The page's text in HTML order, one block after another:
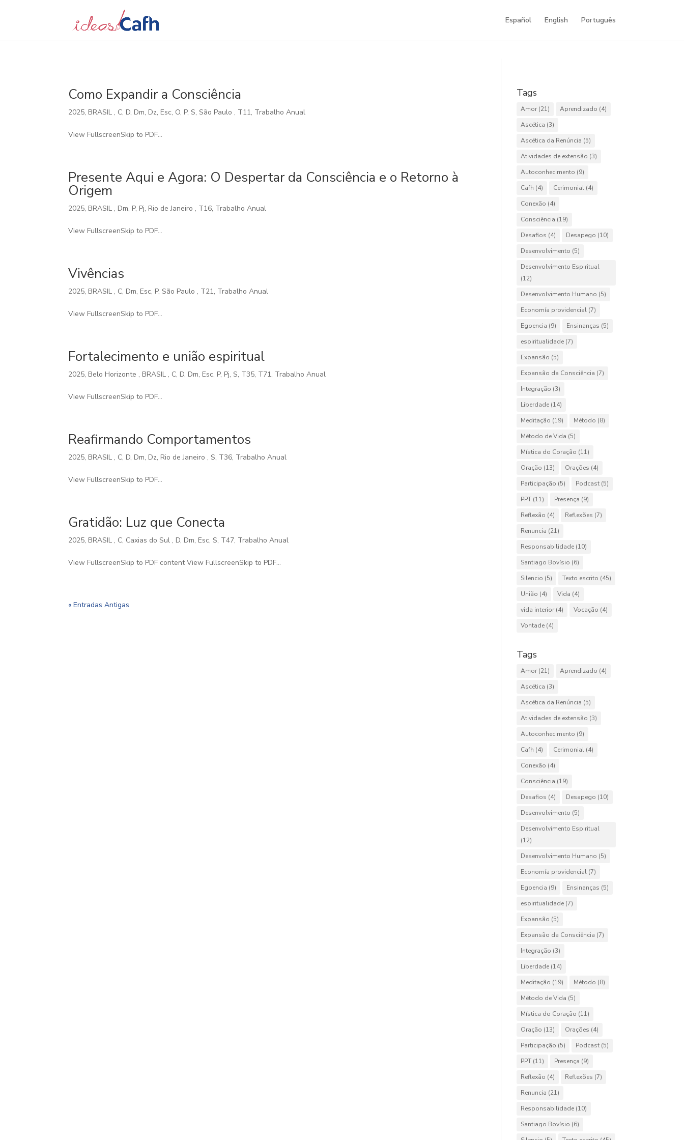
Español English Português
Como Expandir a Consciência
2025,BRASIL , C,D,Dm,Dz,Esc, O,P,S,São Paulo , T11, Trabalho Anual
View FullscreenSkip to PDF...
Presente Aqui e Agora: O Despertar da Consciência e o Retorno à
Origem
2025,BRASIL ,Dm,P,Pj,Rio de Janeiro , T16, Trabalho Anual
View FullscreenSkip to PDF...
Vivências
2025,BRASIL , C,Dm,Esc,P,São Paulo , T21, Trabalho Anual
View FullscreenSkip to PDF...
Fortalecimento e união espiritual
2025,Belo Horizonte ,BRASIL , C,D,Dm,Esc,P,Pj,S, T35, T71, Trabalho Anual
View FullscreenSkip to PDF...
Reafirmando Comportamentos
2025,BRASIL , C,D,Dm,Dz,Rio de Janeiro ,S, T36, Trabalho Anual
View FullscreenSkip to PDF...
Gratidão: Luz que Conecta
2025,BRASIL , C, Caxias do Sul ,D,Dm,Esc,S, T47, Trabalho Anual
View FullscreenSkip to PDF content View FullscreenSkip to PDF...
« Entradas Antigas
Tags
Amor (21) Aprendizado (4)
Ascética (3)
Ascética da Renúncia (5)
Atividades de extensão (3)
Autoconhecimento (9)
Cafh (4) Cerimonial (4)
Conexão (4)
Consciência (19)
Desafios (4) Desapego (10)
Desenvolvimento (5)
Desenvolvimento Espiritual
(12)
Desenvolvimento Humano (5)
Economía providencial (7)
Egoencia (9) Ensinanças (5)
espiritualidade (7)
Expansão (5)
Expansão da Consciência (7)
Integração (3)
Liberdade (14)
Meditação (19) Método (8)
Método de Vida (5)
Mística do Coração (11)
Oração (13) Orações (4)
Participação (5) Podcast (5)
PPT (11) Presença (9)
Reflexão (4) Reflexões (7)
Renuncia (21)
Responsabilidade (10)
Santiago Bovísio (6)
Silencio (5) Texto escrito (45)
União (4) Vida (4)
vida interior (4) Vocação (4)
Vontade (4)
Tags
Amor (21) Aprendizado (4)
Ascética (3)
Ascética da Renúncia (5)
Atividades de extensão (3)
Autoconhecimento (9)
Cafh (4) Cerimonial (4)
Conexão (4)
Consciência (19)
Desafios (4) Desapego (10)
Desenvolvimento (5)
Desenvolvimento Espiritual
(12)
Desenvolvimento Humano (5)
Economía providencial (7)
Egoencia (9) Ensinanças (5)
espiritualidade (7)
Expansão (5)
Expansão da Consciência (7)
Integração (3)
Liberdade (14)
Meditação (19) Método (8)
Método de Vida (5)
Mística do Coração (11)
Oração (13) Orações (4)
Participação (5) Podcast (5)
PPT (11) Presença (9)
Reflexão (4) Reflexões (7)
Renuncia (21)
Responsabilidade (10)
Santiago Bovísio (6)